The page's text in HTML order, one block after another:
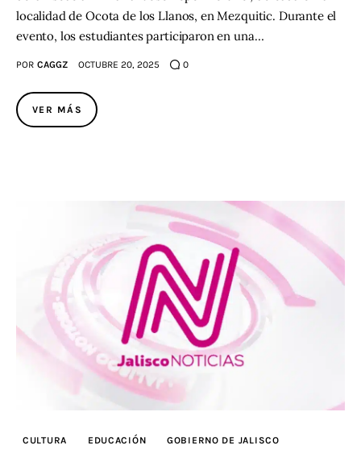
localidad de Ocota de los Llanos, en Mezquitic. Durante el
evento, los estudiantes participaron en una…
POR CAGGZ OCTUBRE 20, 2025 0
VER MÁS
CULTURA EDUCACIÓN GOBIERNO DE JALISCO